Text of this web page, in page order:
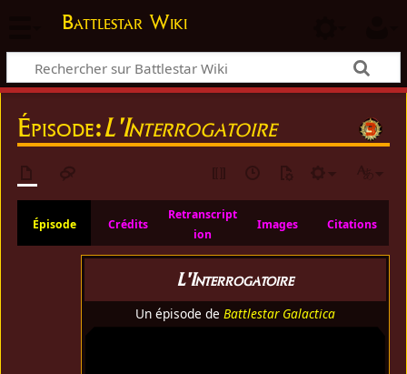
Battlestar Wiki
Épisode:L'Interrogatoire
Épisode Crédits
Retranscript
ion
Images Citations
L'Interrogatoire
Un épisode de Battlestar Galactica